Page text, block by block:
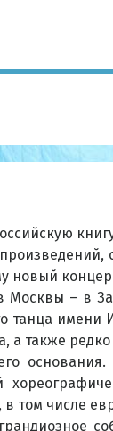
– в
танца
а также
том числе